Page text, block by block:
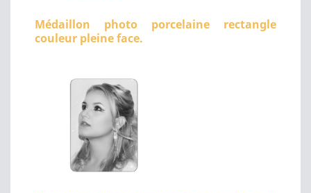
Médaillon photo porcelaine rectangle
couleur pleine face.